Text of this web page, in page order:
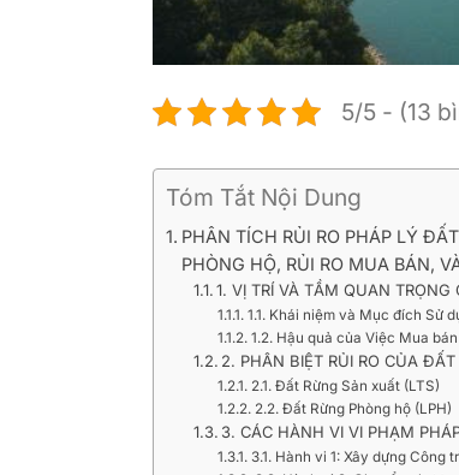
5/5 - (13
Tóm Tắt Nội Dung
PHÂN TÍCH RỦI RO PHÁP LÝ
PHÒNG HỘ, RỦI RO MUA BÁN,
1. VỊ TRÍ VÀ TẦM QUAN
1.1. Khái niệm và Mục đích Sử
1.2. Hậu quả của Việc Mua
2. PHÂN BIỆT RỦI RO CỦA
2.1. Đất Rừng Sản xuất (LTS)
2.2. Đất Rừng Phòng hộ (LPH)
3. CÁC HÀNH VI VI PHẠM
3.1. Hành vi 1: Xây dựng Công